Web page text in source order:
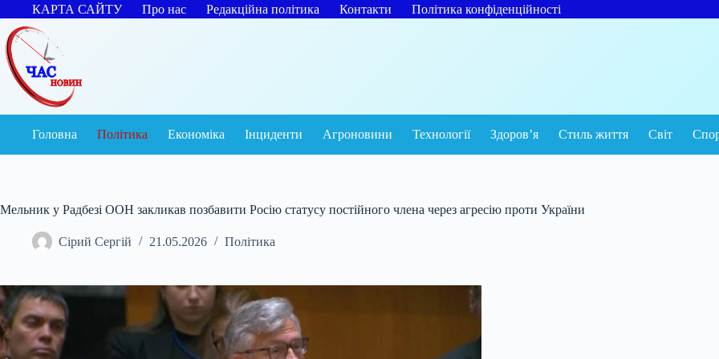
Перейти
до
вмісту
КАРТА САЙТУ Про нас Редакційна політика Контакти Політика конфіденційності
Головна Політика Економіка Інциденти Агроновини Технології Здоров’я Стиль життя Світ
Мельник у Радбезі ООН закликав позбавити Росію статусу постійного члена через агресію проти України
Сірий Сергій 21.05.2026 Політика